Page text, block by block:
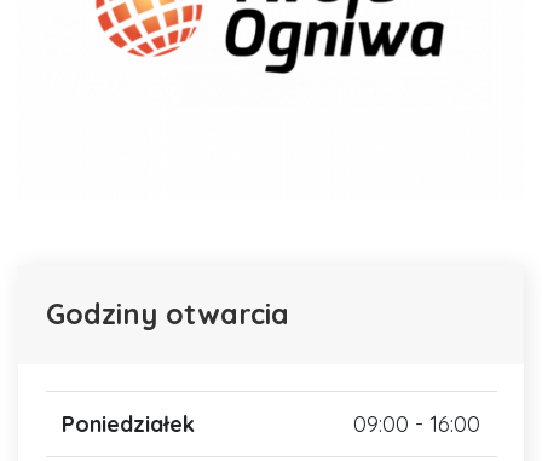
Godziny otwarcia
Poniedziałek 09:00 - 16:00